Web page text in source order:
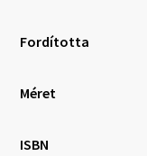
Fordította
Méret
ISBN